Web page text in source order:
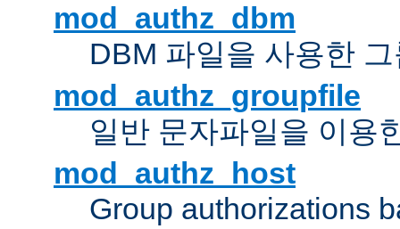
mod_authz_dbm
DBM 파일을 사용한
mod_authz_groupfile
일반 문자파일을 이용
mod_authz_host
Group authorizations